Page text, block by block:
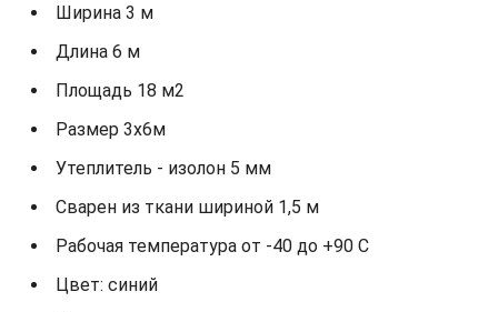
Ширина 3 м
Длина 6 м
Площадь 18 м2
Размер 3х6м
Утеплитель - изолон 5 мм
Сварен из ткани шириной 1,5 м
Рабочая температура от -40 до +90 С
Цвет: синий